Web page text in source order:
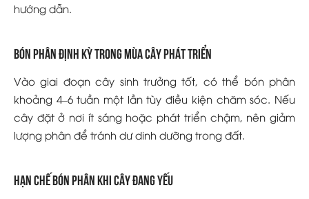
hướng dẫn.
Bón phân định kỳ trong mùa cây phát triển
Vào giai đoạn cây sinh trưởng tốt, có thể bón phân
khoảng 4–6 tuần một lần tùy điều kiện chăm sóc. Nếu
cây đặt ở nơi ít sáng hoặc phát triển chậm, nên giảm
lượng phân để tránh dư dinh dưỡng trong đất.
Hạn chế bón phân khi cây đang yếu